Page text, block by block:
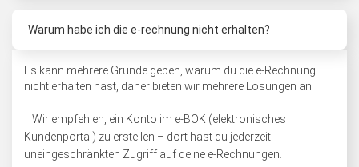
Warum habe ich die e-rechnung nicht erhalten?
Es kann mehrere Gründe geben, warum du die e-Rechnung
nicht erhalten hast, daher bieten wir mehrere Lösungen an:
Wir empfehlen, ein Konto im e-BOK (elektronisches
Kundenportal) zu erstellen – dort hast du jederzeit
uneingeschränkten Zugriff auf deine e-Rechnungen.